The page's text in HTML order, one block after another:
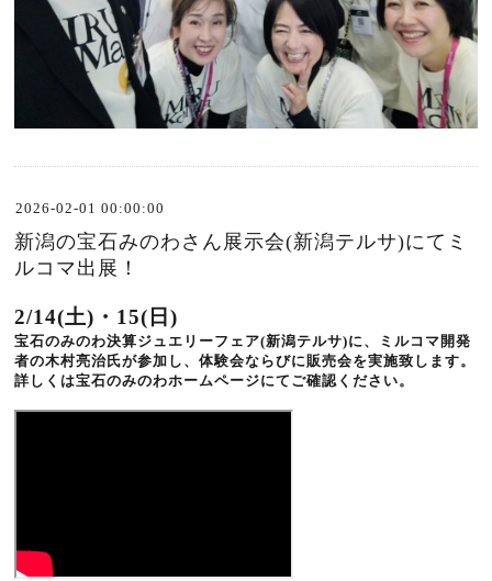
2026-02-01 00:00:00
新潟の宝石みのわさん展示会(新潟テルサ)にてミ
ルコマ出展！
2/14(土)・15(日)
宝石のみのわ決算ジュエリーフェア(新潟テルサ)に、ミルコマ開発
者の木村亮治氏が参加し、体験会ならびに販売会を実施致します。
詳しくは宝石のみのわホームページにてご確認ください。